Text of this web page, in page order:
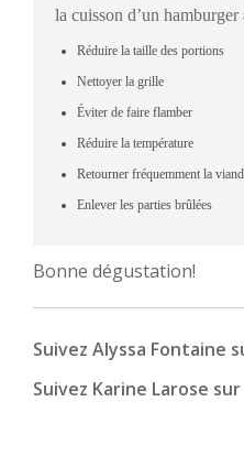
la cuisson d’un hamburger
Réduire la taille des portions
Nettoyer la grille
Éviter de faire flamber
Réduire la température
Retourner fréquemment la
Enlever les parties brûlées
Bonne dégustation!
Suivez Alyssa Fontaine
Suivez Karine Larose